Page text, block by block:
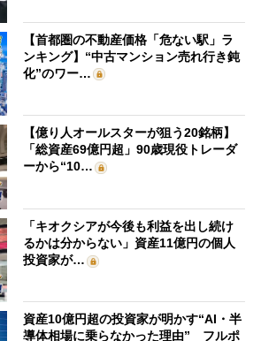
【首都圏の不動産価格「危ない駅」ラ
ンキング】“中古マンション売れ行き鈍
化”のワー…
【億り人オールスターが狙う20銘柄】
「総資産69億円超」90歳現役トレーダ
ーから“10…
「キオクシアが今後も利益を出し続け
るかは分からない」資産11億円の個人
投資家が…
資産10億円超の投資家が明かす“AI・半
導体相場に乗らなかった理由” フルポ